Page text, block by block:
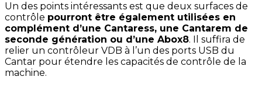
Un des points intéressants est que deux surfaces de
contrôle pourront être également utilisées en
complément d’une Cantaress, une Cantarem de
seconde génération ou d’une Abox8. Il suffira de
relier un contrôleur VDB à l’un des ports USB du
Cantar pour étendre les capacités de contrôle de la
machine.